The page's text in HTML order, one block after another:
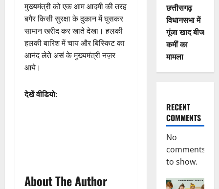
मुख्यमंत्री को एक आम आदमी की तरह
बगैर किसी सुरक्षा के दुकान में घुसकर
सामान खरीद कर खाते देखा। हलकी
हलकी बारिश में चाय और बिस्किट का
आनंद लेते असं के मुख्यमंत्री नज़र
आये।
देखें वीडियो:
About The Author
छत्तीसगढ़
विधानसभा में
गूंजा खाद बीज
कमीं का
मामला
RECENT
COMMENTS
No
comments
to show.